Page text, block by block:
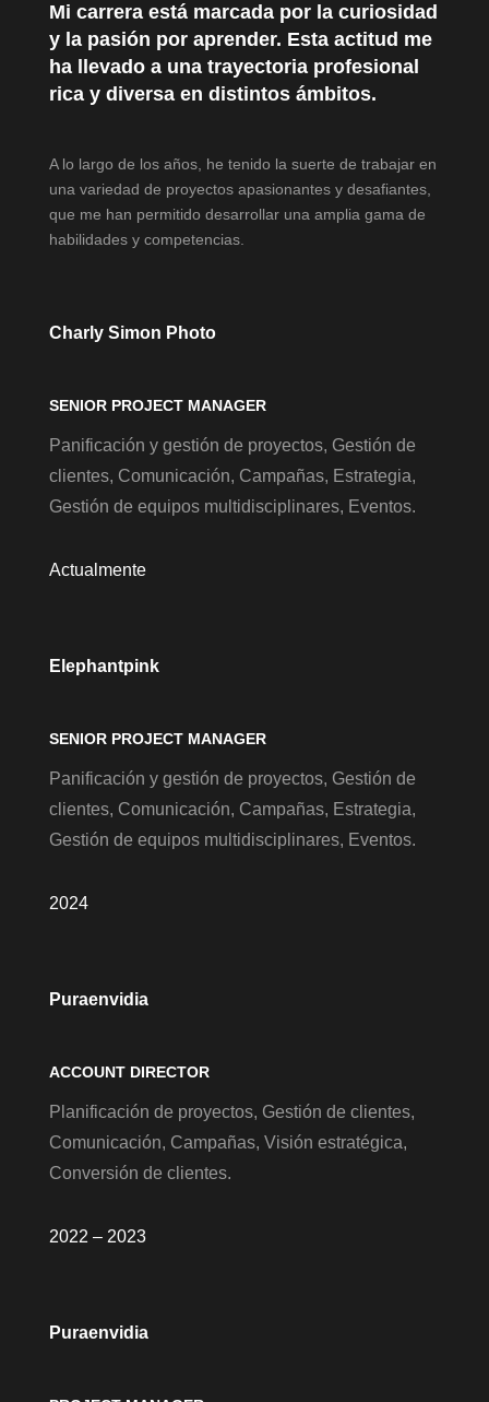
Mi carrera está marcada por la curiosidad
y la pasión por aprender. Esta actitud me
ha llevado a una trayectoria profesional
rica y diversa en distintos ámbitos.
A lo largo de los años, he tenido la suerte de trabajar en
una variedad de proyectos apasionantes y desafiantes,
que me han permitido desarrollar una amplia gama de
habilidades y competencias.
Charly Simon Photo
SENIOR PROJECT MANAGER
Panificación y gestión de proyectos, Gestión de
clientes, Comunicación, Campañas, Estrategia,
Gestión de equipos multidisciplinares, Eventos.
Actualmente
Elephantpink
SENIOR PROJECT MANAGER
Panificación y gestión de proyectos, Gestión de
clientes, Comunicación, Campañas, Estrategia,
Gestión de equipos multidisciplinares, Eventos.
2024
Puraenvidia
ACCOUNT DIRECTOR
Planificación de proyectos, Gestión de clientes,
Comunicación, Campañas, Visión estratégica,
Conversión de clientes.
2022 – 2023
Puraenvidia